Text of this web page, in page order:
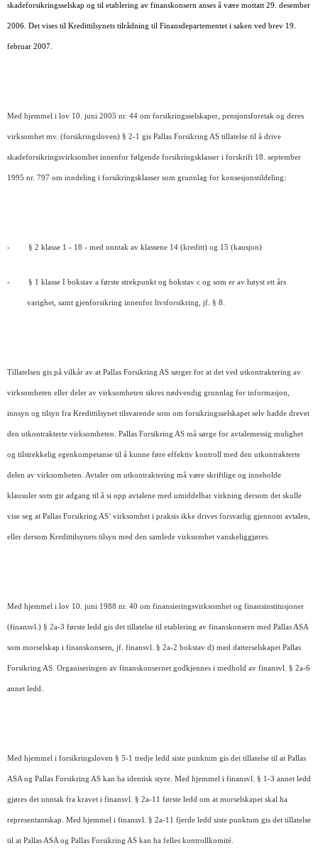
skadeforsikrings­selskap og til etablering av finanskonsern anses å være mottatt 29. desember
2006. Det vises til Kredittilsynets tilrådning til Finansdepartementet i saken ved brev 19.
februar 2007.
Med hjemmel i lov 10. juni 2005 nr. 44 om forsikringsselskaper, pensjonsforetak og deres
virksomhet mv. (forsikringsloven) § 2-1 gis Pallas Forsikring AS tillatelse til å drive
skadeforsikringsvirksomhet innenfor følgende forsikringsklasser i forskrift 18. september
1995 nr. 797 om inndeling i forsikringsklasser som grunnlag for konsesjonstildeling:
- § 2 klasse 1 - 18 - med unntak av klassene 14 (kreditt) og 15 (kausjon)
- § 1 klasse I bokstav a første strekpunkt og bokstav c og som er av høyst ett års
varighet, samt gjenforsikring innenfor livsforsikring, jf. § 8.
Tillatelsen gis på vilkår av at Pallas Forsikring AS sørger for at det ved utkontraktering av
virksomheten eller deler av virksomheten sikres nødvendig grunnlag for informasjon,
innsyn og tilsyn fra Kredittilsynet tilsvarende som om forsikringsselskapet selv hadde drevet
den utkontrakterte virksomheten. Pallas Forsikring AS må sørge for avtalemessig mulighet
og tilstrekkelig egenkompetanse til å kunne føre effektiv kontroll med den utkontrakterte
delen av virksomheten. Avtaler om utkontraktering må være skriftlige og inneholde
klausuler som gir adgang til å si opp avtalene med umiddelbar virkning dersom det skulle
vise seg at Pallas Forsikring AS’ virksomhet i praksis ikke drives forsvarlig gjennom avtalen,
eller dersom Kredittilsynets tilsyn med den samlede virksomhet vanskeliggjøres.
Med hjemmel i lov 10. juni 1988 nr. 40 om finansieringsvirksomhet og finansinstitusjoner
(finansvl.) § 2a-3 første ledd gis det tillatelse til etablering av finanskonsern med Pallas ASA
som morselskap i finanskonsern, jf. finansvl. § 2a-2 bokstav d) med datterselskapet Pallas
Forsikring AS. Organiseringen av finanskonsernet godkjennes i medhold av finansvl. § 2a-6
annet ledd.
Med hjemmel i forsikringsloven § 5-1 tredje ledd siste punktum gis det tillatelse til at Pallas
ASA og Pallas Forsikring AS kan ha identisk styre. Med hjemmel i finansvl. § 1-3 annet ledd
gjøres det unntak fra kravet i finansvl. § 2a-11 første ledd om at morselskapet skal ha
representantskap. Med hjemmel i finansvl. § 2a-11 fjerde ledd siste punktum gis det tillatelse
til at Pallas ASA og Pallas Forsikring AS kan ha felles kontrollkomité.